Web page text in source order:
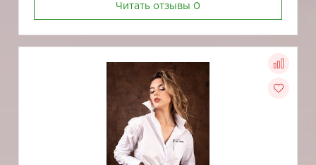
Читать отзывы 0